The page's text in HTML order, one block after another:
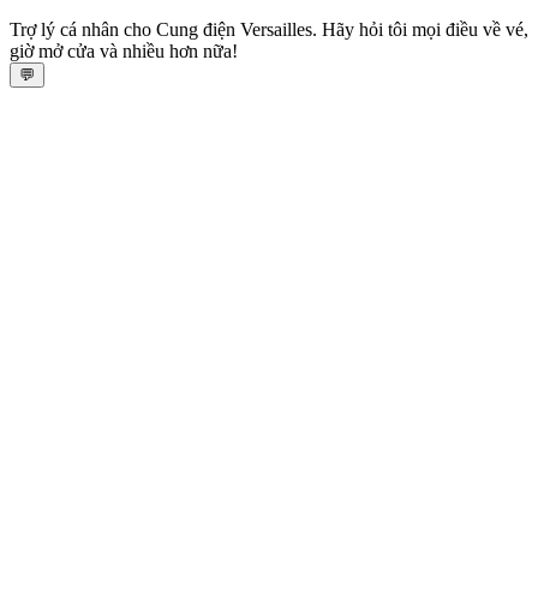
Trợ lý cá nhân cho Cung điện Versailles. Hãy hỏi tôi mọi điều về vé,
giờ mở cửa và nhiều hơn nữa!
💬